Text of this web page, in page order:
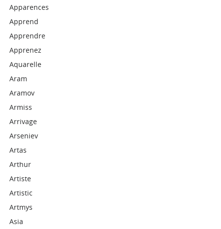
Apparences
Apprend
Apprendre
Apprenez
Aquarelle
Aram
Aramov
Armiss
Arrivage
Arseniev
Artas
Arthur
Artiste
Artistic
Artmys
Asia